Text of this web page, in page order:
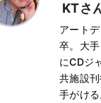
KTさ
アート
卒。大
にCDジ
共施設
手がける